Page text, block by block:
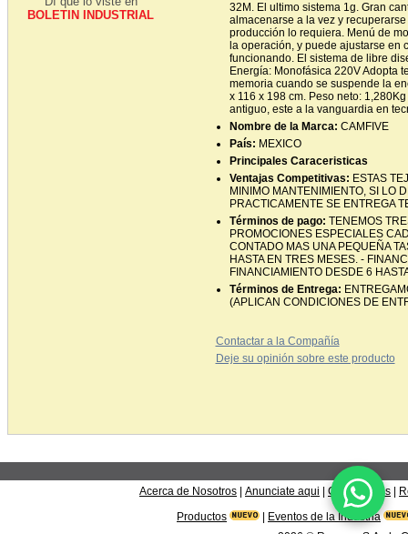
BOLETIN INDUSTRIAL
32M. El ultimo sistema 1g. Gran
almacenarse a la vez y
producción lo requiera. Menú de
la operación, y puede ajustarse en
funcionando. El sistema de libre
Energía: Monofásica 220V Adopta
memoria cuando se suspende la
x 116 x 198 cm. Peso neto:
antiguo, este a la vanguardia en
Nombre de la Marca: CAMFIVE
País: MEXICO
Principales Caraceristicas
Ventajas Competitivas: ESTAS
MINIMO MANTENIMIENTO, SI LO
PRACTICAMENTE SE ENTREGA
Términos de pago: TENEMOS
PROMOCIONES ESPECIALES
CONTADO MAS UNA PEQUEÑA
HASTA EN TRES MESES. -
FINANCIAMIENTO DESDE 6
Términos de Entrega:
(APLICAN CONDICIONES DE
Contactar a la Compañía
Deje su opinión sobre este producto
Acerca de Nosotros Anunciate aqui Contáctanos
Productos
Eventos de la Industria